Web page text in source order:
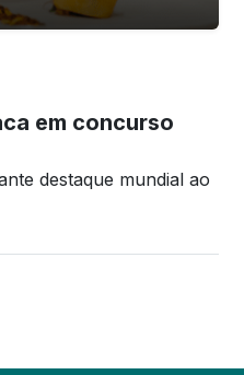
em concurso
destaque mundial ao